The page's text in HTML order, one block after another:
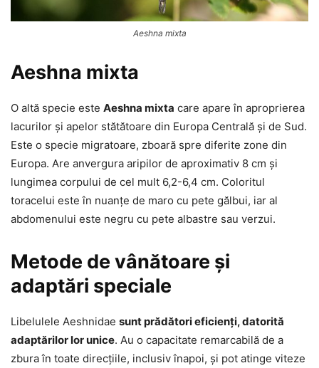
Aeshna mixta
Aeshna mixta
O altă specie este Aeshna mixta care apare în aproprierea
lacurilor și apelor stătătoare din Europa Centrală și de Sud.
Este o specie migratoare, zboară spre diferite zone din
Europa. Are anvergura aripilor de aproximativ 8 cm și
lungimea corpului de cel mult 6,2-6,4 cm. Coloritul
toracelui este în nuanțe de maro cu pete gălbui, iar al
abdomenului este negru cu pete albastre sau verzui.
Metode de vânătoare și
adaptări speciale
Libelulele Aeshnidae sunt prădători eficienți, datorită
adaptărilor lor unice. Au o capacitate remarcabilă de a
zbura în toate direcțiile, inclusiv înapoi, și pot atinge viteze